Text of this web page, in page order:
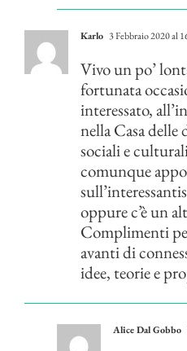
Karlo 3 Febbraio 2020 al
Vivo un po’
fortunata
interessato,
nella Casa delle
sociali e
comunque
oppure c’è un
Complimenti
avanti di
idee, teorie e
Alice Dal Gobbo